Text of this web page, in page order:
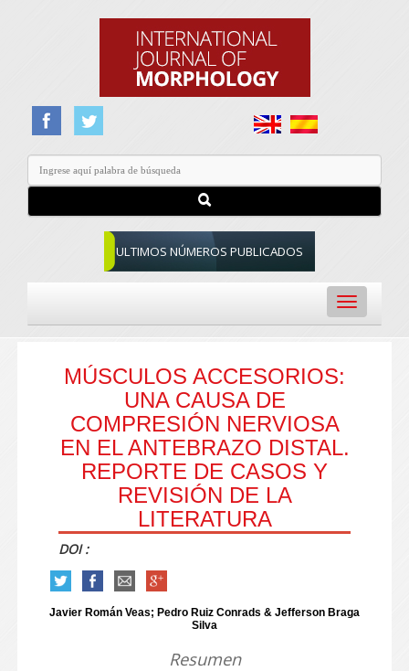
ULTIMOS NÚMEROS PUBLICADOS
Toggle
navigation
MÚSCULOS ACCESORIOS:
UNA CAUSA DE
COMPRESIÓN NERVIOSA
EN EL ANTEBRAZO DISTAL.
REPORTE DE CASOS Y
REVISIÓN DE LA
LITERATURA
DOI :
Javier Román Veas; Pedro Ruiz Conrads & Jefferson Braga
Silva
Resumen